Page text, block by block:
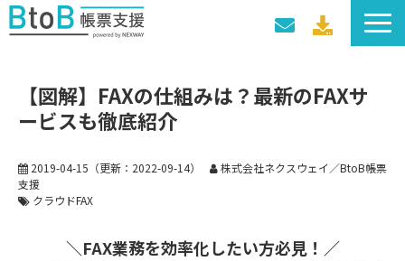
導入事例
料金プラン
セミナー・イベント
【図解】FAXの仕組みは？最新のFAXサ
ービスも徹底紹介
2019-04-15 （更新： 2022-09-14）
株式会社ネクスウェイ／BtoB帳票
支援
クラウドFAX
＼FAX業務を効率化したい方必見！／